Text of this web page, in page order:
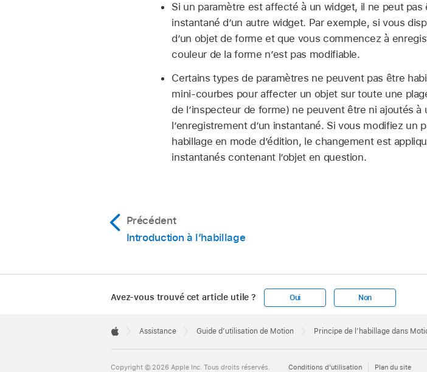
Si un paramètre est affecté à un widget, il ne peut
instantané d’un autre widget. Par exemple, si vous
d’un objet de forme et que vous commencez à
couleur de la forme n’est pas modifiable.
Certains types de paramètres ne peuvent pas être
mini-courbes pour affecter un objet sur toute une
de l’inspecteur de forme) ne peuvent être ni ajoutés
l’enregistrement d’un instantané. Si vous modifiez
habillage en mode d’édition, le changement est
instantanés contenant l’objet en question.
Précédent
Introduction à l’habillage
Avez-vous trouvé cet article utile ? Oui Non
Footer

Assistance Guide d’utilisation de Motion Principe de l’habillage dans
Copyright © 2026 Apple Inc. Tous droits réservés. Conditions d’utilisation Plan du site